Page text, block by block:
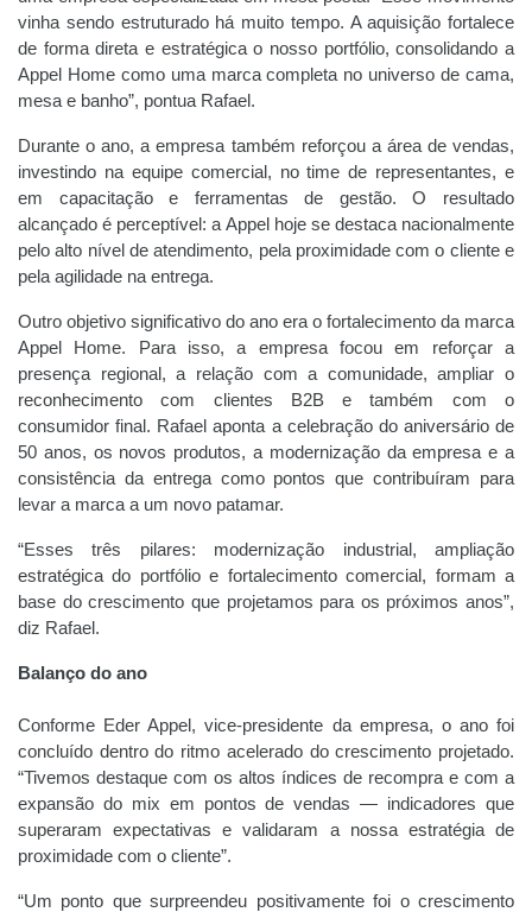
vinha sendo estruturado há muito tempo. A aquisição fortalece
de forma direta e estratégica o nosso portfólio, consolidando a
Appel Home como uma marca completa no universo de cama,
mesa e banho”, pontua Rafael.
Durante o ano, a empresa também reforçou a área de vendas,
investindo na equipe comercial, no time de representantes, e
em capacitação e ferramentas de gestão. O resultado
alcançado é perceptível: a Appel hoje se destaca nacionalmente
pelo alto nível de atendimento, pela proximidade com o cliente e
pela agilidade na entrega.
Outro objetivo significativo do ano era o fortalecimento da marca
Appel Home. Para isso, a empresa focou em reforçar a
presença regional, a relação com a comunidade, ampliar o
reconhecimento com clientes B2B e também com o
consumidor final. Rafael aponta a celebração do aniversário de
50 anos, os novos produtos, a modernização da empresa e a
consistência da entrega como pontos que contribuíram para
levar a marca a um novo patamar.
“Esses três pilares: modernização industrial, ampliação
estratégica do portfólio e fortalecimento comercial, formam a
base do crescimento que projetamos para os próximos anos”,
diz Rafael.
Balanço do ano
Conforme Eder Appel, vice-presidente da empresa, o ano foi
concluído dentro do ritmo acelerado do crescimento projetado.
“Tivemos destaque com os altos índices de recompra e com a
expansão do mix em pontos de vendas — indicadores que
superaram expectativas e validaram a nossa estratégia de
proximidade com o cliente”.
“Um ponto que surpreendeu positivamente foi o crescimento